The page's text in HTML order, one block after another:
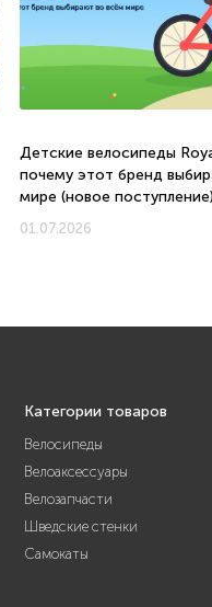
Детские велосипеды
почему этот бренд
мире (новое поступление)
01.07.2026
Категории товаров
Велосипеды
Велоаксессуары
Велозапчасти
Шведские стенки
Самокаты